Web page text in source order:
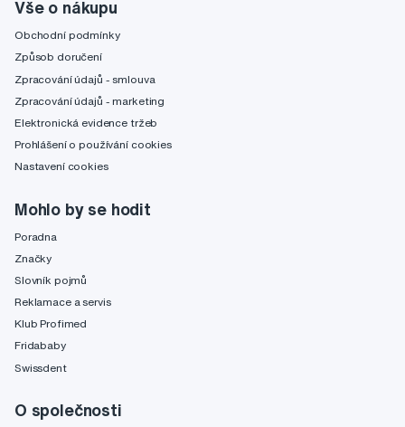
Vše o nákupu
Obchodní podmínky
Způsob doručení
Zpracování údajů - smlouva
Zpracování údajů - marketing
Elektronická evidence tržeb
Prohlášení o používání cookies
Nastavení cookies
Mohlo by se hodit
Poradna
Značky
Slovník pojmů
Reklamace a servis
Klub Profimed
Fridababy
Swissdent
O společnosti